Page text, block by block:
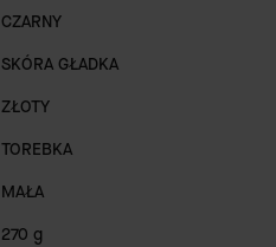
CZARNY
SKÓRA GŁADKA
ZŁOTY
TOREBKA
MAŁA
270 g